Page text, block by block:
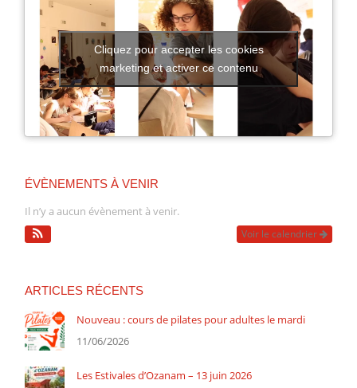
Cliquez pour accepter les cookies
marketing et activer ce contenu
ÉVÈNEMENTS À VENIR
Il n’y a aucun évènement à venir.
Voir le calendrier
ARTICLES RÉCENTS
Nouveau : cours de pilates pour adultes le mardi
11/06/2026
Les Estivales d’Ozanam – 13 juin 2026